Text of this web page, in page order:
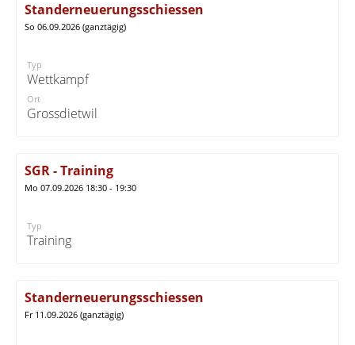
Standerneuerungsschiessen
So 06.09.2026 (ganztägig)
Typ
Wettkampf
Ort
Grossdietwil
SGR - Training
Mo 07.09.2026 18:30 - 19:30
Typ
Training
Standerneuerungsschiessen
Fr 11.09.2026 (ganztägig)